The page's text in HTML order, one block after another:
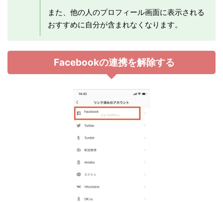
また、他の人のプロフィール画面に表示される
おすすめに自分が含まれなくなります。
Facebookの連携を解除する